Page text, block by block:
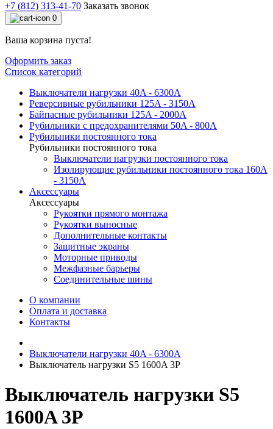
+7 (812) 313-41-70 Заказать звонок
0
Ваша корзина пуста!
Оформить заказ
Список категорий
Выключатели нагрузки 40A - 6300A
Реверсивные рубильники 125A - 3150A
Байпасные рубильники 125A - 2000A
Рубильники с предохранителями 50A - 800A
Рубильники постоянного тока
Рубильники постоянного тока
Выключатели нагрузки постоянного тока
Изолирующие рубильники постоянного тока 160A
- 3150A
Аксессуары
Аксессуары
Рукоятки прямого монтажа
Рукоятки выносные
Дополнительные контакты
Защитные экраны
Моторные приводы
Межфазные барьеры
Соединительные шины
О компании
Оплата и доставка
Контакты
Выключатели нагрузки 40A - 6300A
Выключатель нагрузки S5 1600A 3P
Выключатель нагрузки S5
1600A 3P